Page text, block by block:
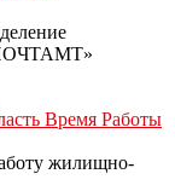
Время Работы
жилищно-